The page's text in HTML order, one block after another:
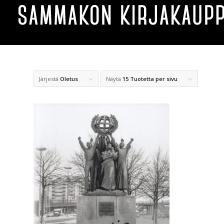
Järjestä Oletus Näytä 15 Tuotetta per sivu